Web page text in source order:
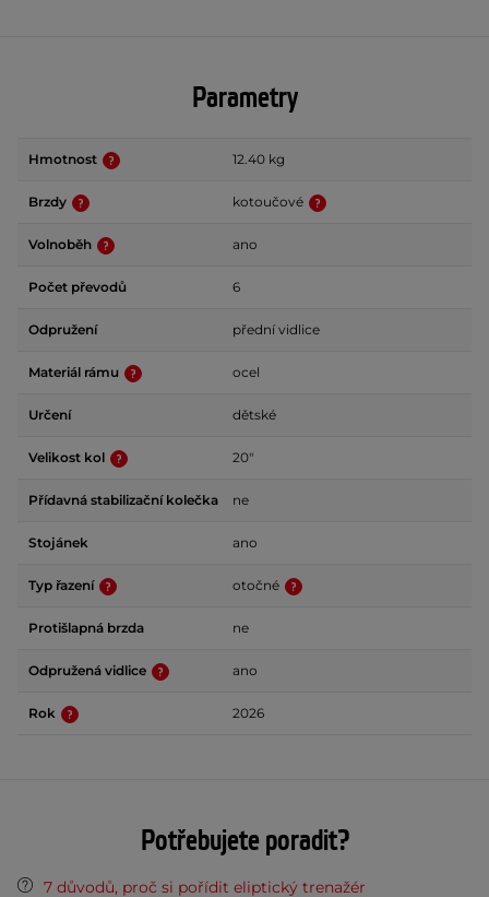
Parametry
Hmotnost 12.40 kg
Brzdy kotoučové
Volnoběh ano
Počet převodů 6
Odpružení přední vidlice
Materiál rámu ocel
Určení dětské
Velikost kol 20"
Přídavná stabilizační kolečka ne
Stojánek ano
Typ řazení otočné
Protišlapná brzda ne
Odpružená vidlice ano
Rok 2026
Potřebujete poradit?
7 důvodů, proč si pořídit eliptický trenažér